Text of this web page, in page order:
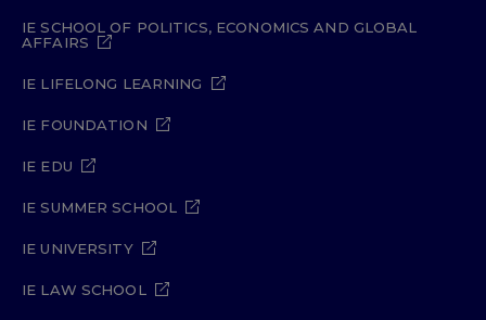
IE SCHOOL OF POLITICS, ECONOMICS AND GLOBAL
AFFAIRS
IE LIFELONG LEARNING
IE FOUNDATION
IE EDU
IE SUMMER SCHOOL
IE UNIVERSITY
IE LAW SCHOOL